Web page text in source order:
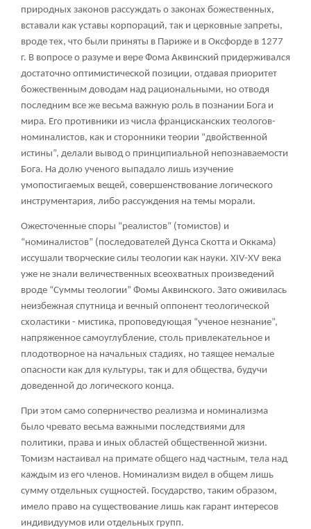
природных законов рассуждать о законах божественных,
вставали как уставы корпораций, так и церковные запреты,
вроде тех, что были приняты в Париже и в Оксфорде в 1277
г. В вопросе о разуме и вере Фома Аквинский придерживался
достаточно оптимистической позиции, отдавая приоритет
божественным доводам над рациональными, но отводя
последним все же весьма важную роль в познании Бога и
мира. Его противники из числа францисканских теологов-
номиналистов, как и сторонники теории “двойственной
истины”, делали вывод о принципиальной непознаваемости
Бога. На долю ученого выпадало лишь изучение
умопостигаемых вещей, совершенствование логического
инструментария, либо рассуждения на темы морали.
Ожесточенные споры “реалистов” (томистов) и
“номиналистов” (последователей Дунса Скотта и Оккама)
иссушали творческие силы теологии как науки. XIV-XV века
уже не знали величественных всеохватных произведений
вроде “Суммы теологии” Фомы Аквинского. Зато оживилась
неизбежная спутница и вечный оппонент теологической
схоластики - мистика, проповедующая “ученое незнание”,
напряженное самоуглубление, столь привлекательное и
плодотворное на начальных стадиях, но таящее немалые
опасности как для культуры, так и для общества, будучи
доведенной до логического конца.
При этом само соперничество реализма и номинализма
было чревато весьма важными последствиями для
политики, права и иных областей общественной жизни.
Томизм настаивал на примате общего над частным, тела над
каждым из его членов. Номинализм видел в общем лишь
сумму отдельных сущностей. Государство, таким образом,
имело право на существование лишь как гарант интересов
индивидуумов или отдельных групп.